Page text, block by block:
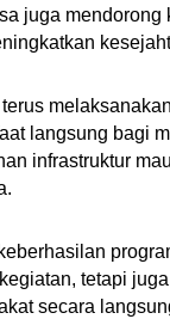
juga mendorong
langsung bagi
infrastruktur
tetapi
secara